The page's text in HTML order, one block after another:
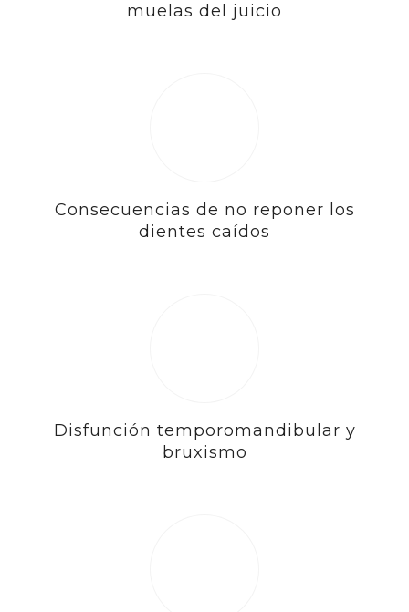
muelas del juicio
Consecuencias de no reponer los
dientes caídos
Disfunción temporomandibular y
bruxismo